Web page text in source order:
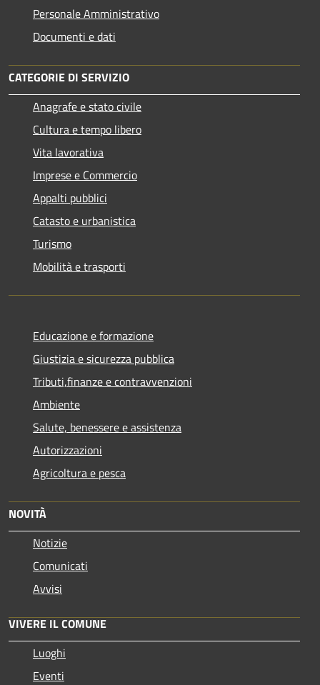
Personale Amministrativo
Documenti e dati
CATEGORIE DI SERVIZIO
Anagrafe e stato civile
Cultura e tempo libero
Vita lavorativa
Imprese e Commercio
Appalti pubblici
Catasto e urbanistica
Turismo
Mobilità e trasporti
Educazione e formazione
Giustizia e sicurezza pubblica
Tributi,finanze e contravvenzioni
Ambiente
Salute, benessere e assistenza
Autorizzazioni
Agricoltura e pesca
NOVITÀ
Notizie
Comunicati
Avvisi
VIVERE IL COMUNE
Luoghi
Eventi